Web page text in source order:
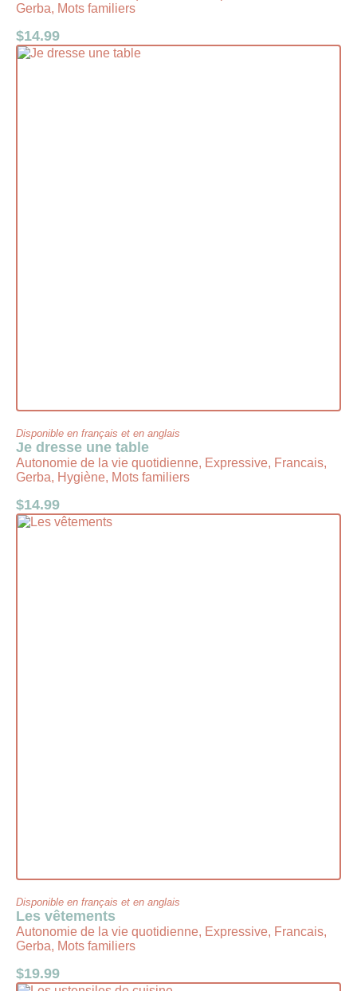
Gerba, Mots familiers
$14.99
Disponible en français et en anglais
Je dresse une table
Autonomie de la vie quotidienne, Expressive, Francais,
Gerba, Hygiène, Mots familiers
$14.99
Disponible en français et en anglais
Les vêtements
Autonomie de la vie quotidienne, Expressive, Francais,
Gerba, Mots familiers
$19.99